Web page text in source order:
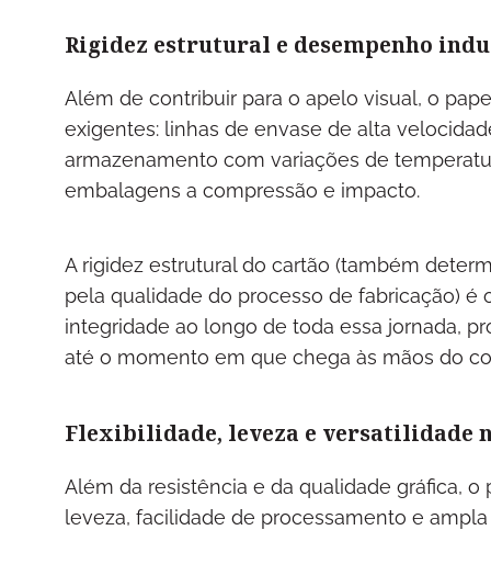
Rigidez estrutural e desempenho
Além de contribuir para o apelo visual, o
exigentes: linhas de envase de alta
armazenamento com variações de
embalagens a compressão e impacto.
A rigidez estrutural do cartão (também
pela qualidade do processo de fabricação)
integridade ao longo de toda essa jornada,
até o momento em que chega às mãos do
Flexibilidade, leveza e versatilidade
Além da resistência e da qualidade gráfica,
leveza, facilidade de processamento e